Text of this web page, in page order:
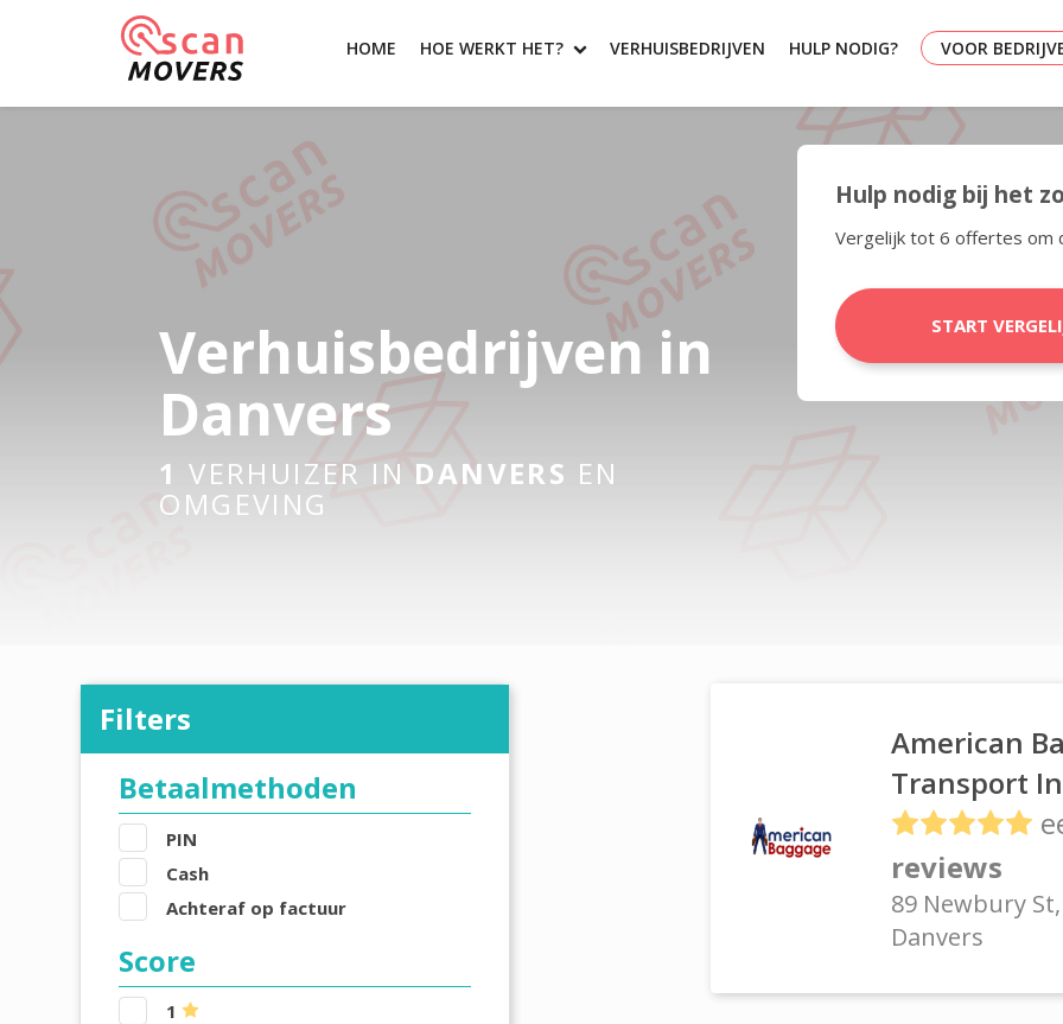
HOME HOE WERKT HET? VERHUISBEDRIJVEN HULP NODIG? VOOR
Verhuisbedrijven in
Danvers
1 VERHUIZER IN DANVERS EN
OMGEVING
Hulp nodig bij het
Vergelijk tot 6 offertes om
START
Filters
Betaalmethoden
PIN
Cash
Achteraf op factuur
Score
1
American
Transport
reviews
89 Newbury
Danvers